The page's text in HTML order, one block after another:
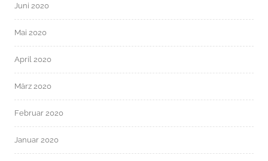
Juni 2020
Mai 2020
April 2020
März 2020
Februar 2020
Januar 2020